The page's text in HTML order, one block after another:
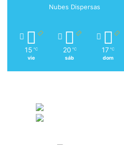
Nubes Dispersas
15 ℃
vie
20 ℃
sáb
17 ℃
dom